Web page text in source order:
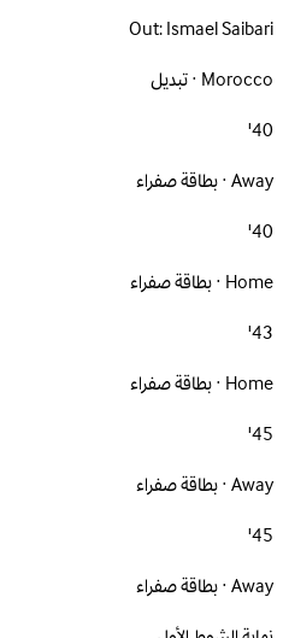
Out:Ismael Saibari
Morocco · تبديل
40'
Away · بطاقة صفراء
40'
Home · بطاقة صفراء
43'
Home · بطاقة صفراء
45'
Away · بطاقة صفراء
45'
Away · بطاقة صفراء